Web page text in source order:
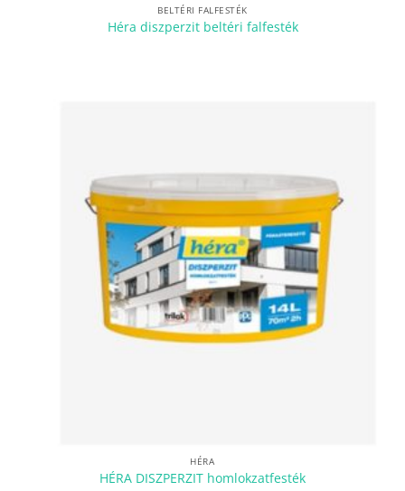
BELTÉRI FALFESTÉK
Héra diszperzit beltéri falfesték
HÉRA
HÉRA DISZPERZIT homlokzatfesték